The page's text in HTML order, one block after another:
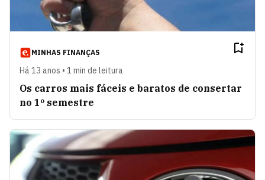
MINHAS FINANÇAS
Há 13 anos • 1 min de leitura
Os carros mais fáceis e baratos de consertar
no 1º semestre